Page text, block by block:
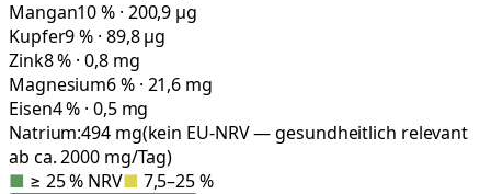
Mangan10 % · 200,9 µg
Kupfer9 % · 89,8 µg
Zink8 % · 0,8 mg
Magnesium6 % · 21,6 mg
Eisen4 % · 0,5 mg
Natrium:494mg(kein EU-NRV — gesundheitlich relevant
ab ca. 2000 mg/Tag)
■ ≥ 25 % NRV■ 7,5–25 %